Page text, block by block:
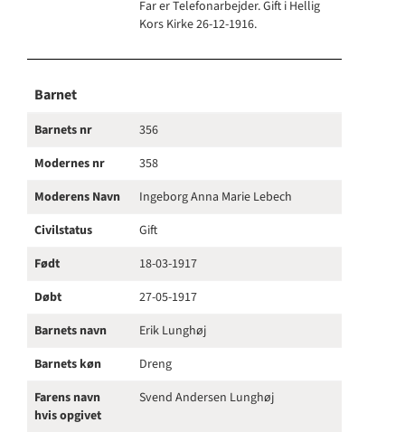
Far er Telefonarbejder. Gift i Hellig
Kors Kirke 26-12-1916.
Barnet
Barnets nr
356
Modernes nr
358
Moderens Navn
Ingeborg Anna Marie Lebech
Civilstatus
Gift
Født
18-03-1917
Døbt
27-05-1917
Barnets navn
Erik Lunghøj
Barnets køn
Dreng
Farens navn
hvis opgivet
Svend Andersen Lunghøj